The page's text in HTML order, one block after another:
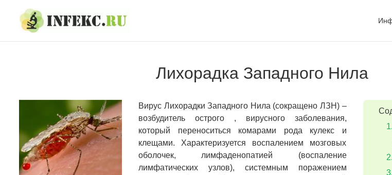
navigation
content
Лихорадка Западного Нила
Вирус Лихорадки Западного Нила (сокращено ЛЗН) –
возбудитель острого , вирусного заболевания,
который переноситься комарами рода кулекс и
клещами. Характеризуется воспалением мозговых
оболочек, лимфаденопатией (воспаление
лимфатических узлов), системным поражением